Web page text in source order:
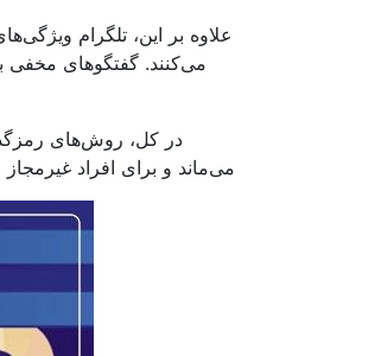
علاوه بر این، تلگرام
می‌کنند. گفتگوهای مخفی
در کل، روش‌های
می‌ماند و برای افراد